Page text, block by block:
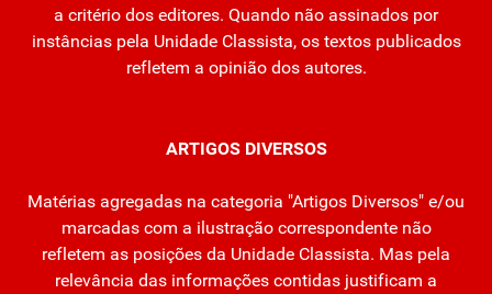
a critério dos editores. Quando não assinados por
instâncias pela Unidade Classista, os textos publicados
refletem a opinião dos autores.
ARTIGOS DIVERSOS
Matérias agregadas na categoria "Artigos Diversos" e/ou
marcadas com a ilustração correspondente não
refletem as posições da Unidade Classista. Mas pela
relevância das informações contidas justificam a